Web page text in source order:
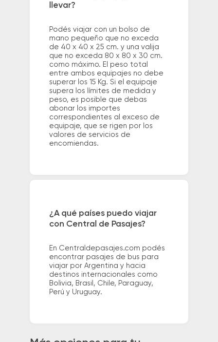
llevar?
Podés viajar con un bolso de
mano pequeño que no exceda
de 40 x 40 x 25 cm. y una valija
que no exceda 80 x 80 x 30 cm.
como máximo. El peso total
entre ambos equipajes no debe
superar los 15 Kg. Si el equipaje
supera los límites de medida y
peso, es posible que debas
abonar los importes
correspondientes al exceso de
equipaje, que se rigen por los
valores de servicios de
encomiendas.
¿A qué países puedo viajar
con Central de Pasajes?
En Centraldepasajes.com podés
encontrar pasajes de bus para
viajar por Argentina y hacia
destinos internacionales como
Bolivia, Brasil, Chile, Paraguay,
Perú y Uruguay.